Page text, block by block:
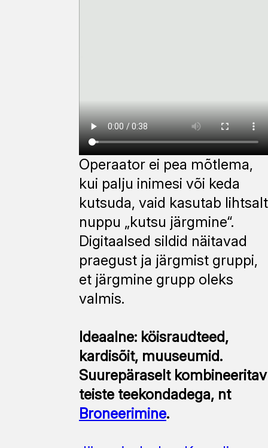
Operaator ei pea mõtlema,
kui palju inimesi või keda
kutsuda, vaid kasutab lihtsalt
nuppu „kutsu järgmine“.
Digitaalsed sildid näitavad
praegust ja järgmist gruppi,
et järgmine grupp oleks
valmis.
Ideaalne: köisraudteed,
kardisõit, muuseumid.
Suurepäraselt kombineeritav
teiste teekondadega, nt
Broneerimine.